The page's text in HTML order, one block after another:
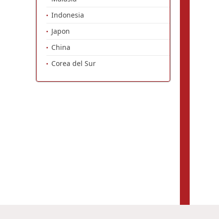
Indonesia
Japon
China
Corea del Sur